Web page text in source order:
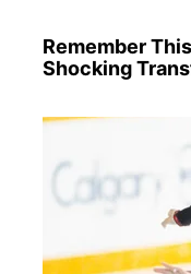
Remember
Shocking